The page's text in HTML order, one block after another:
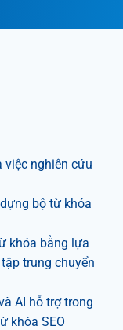
việc nghiên cứu
bộ từ khóa
khóa bằng lựa
trung chuyển
AI hỗ trợ trong
khóa SEO